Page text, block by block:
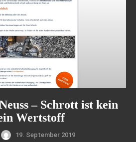
– Schrott ist kein
Wertstoff
19. September 2019